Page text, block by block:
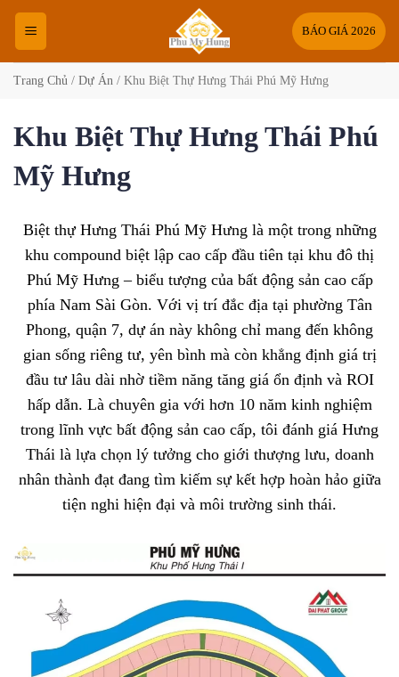
Bỏ
nội
dung
BÁO GIÁ 2026
Trang Chủ / Dự Án / Khu Biệt Thự Hưng Thái Phú Mỹ Hưng
Khu Biệt Thự Hưng Thái Phú
Mỹ Hưng
Biệt thự Hưng Thái Phú Mỹ Hưng là một trong những
khu compound biệt lập cao cấp đầu tiên tại khu đô thị
Phú Mỹ Hưng – biểu tượng của bất động sản cao cấp
phía Nam Sài Gòn. Với vị trí đắc địa tại phường Tân
Phong, quận 7, dự án này không chỉ mang đến không
gian sống riêng tư, yên bình mà còn khẳng định giá trị
đầu tư lâu dài nhờ tiềm năng tăng giá ổn định và ROI
hấp dẫn. Là chuyên gia với hơn 10 năm kinh nghiệm
trong lĩnh vực bất động sản cao cấp, tôi đánh giá Hưng
Thái là lựa chọn lý tưởng cho giới thượng lưu, doanh
nhân thành đạt đang tìm kiếm sự kết hợp hoàn hảo giữa
tiện nghi hiện đại và môi trường sinh thái.